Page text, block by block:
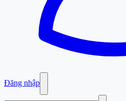
Đăng nhập